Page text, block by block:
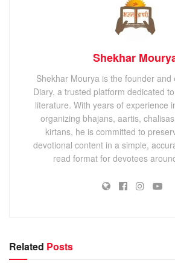
Shekhar
Shekhar Mourya is the founder and
Diary, a trusted platform dedicated
literature. With years of experience
organizing bhajans, aartis,
kirtans, he is committed to
devotional content in a simple,
read format for devotees
Related Posts